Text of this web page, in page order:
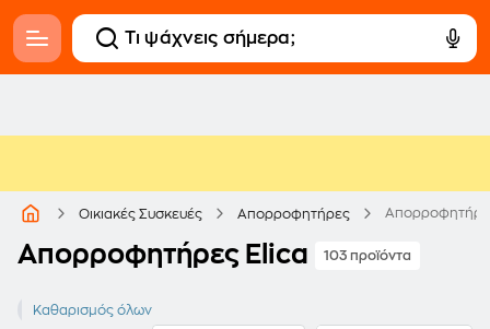
Οικιακές Συσκευές Απορροφητήρες
Απορροφητήρες Elica 103 προϊόντα
ELICA
Καθαρισμός όλων